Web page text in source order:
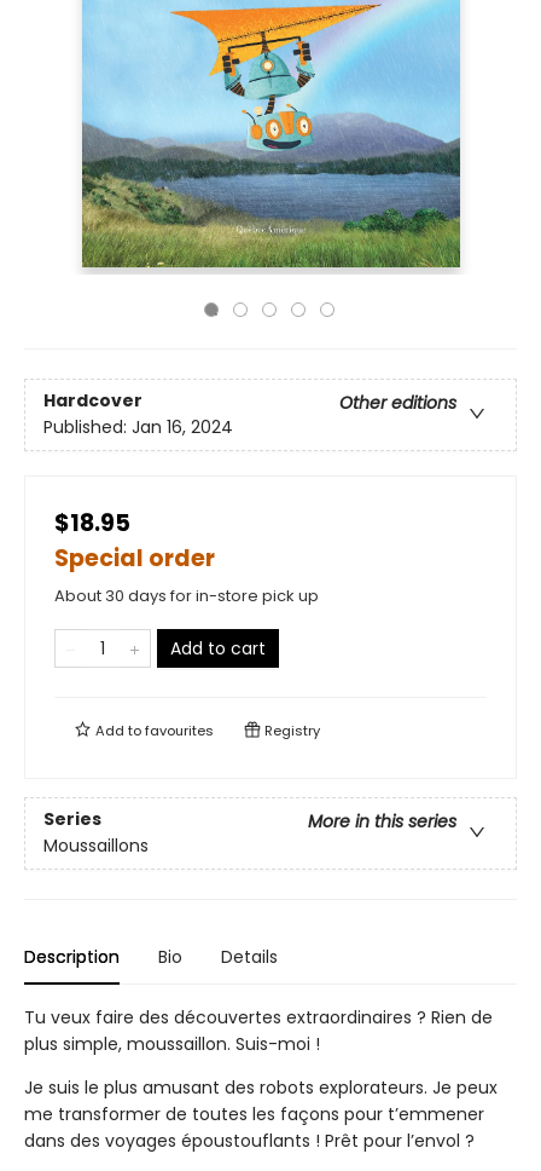
Hardcover
Other editions
Published: Jan 16, 2024
$18.95
Special order
About 30 days for in-store pick up
Add to cart
Add tofavourites Registry
Series
More in this series
Moussaillons
Description Bio Details
Tu veux faire des découvertes extraordinaires ? Rien de
plus simple, moussaillon. Suis-moi !
Je suis le plus amusant des robots explorateurs. Je peux
me transformer de toutes les façons pour t’emmener
dans des voyages époustouflants ! Prêt pour l’envol ?